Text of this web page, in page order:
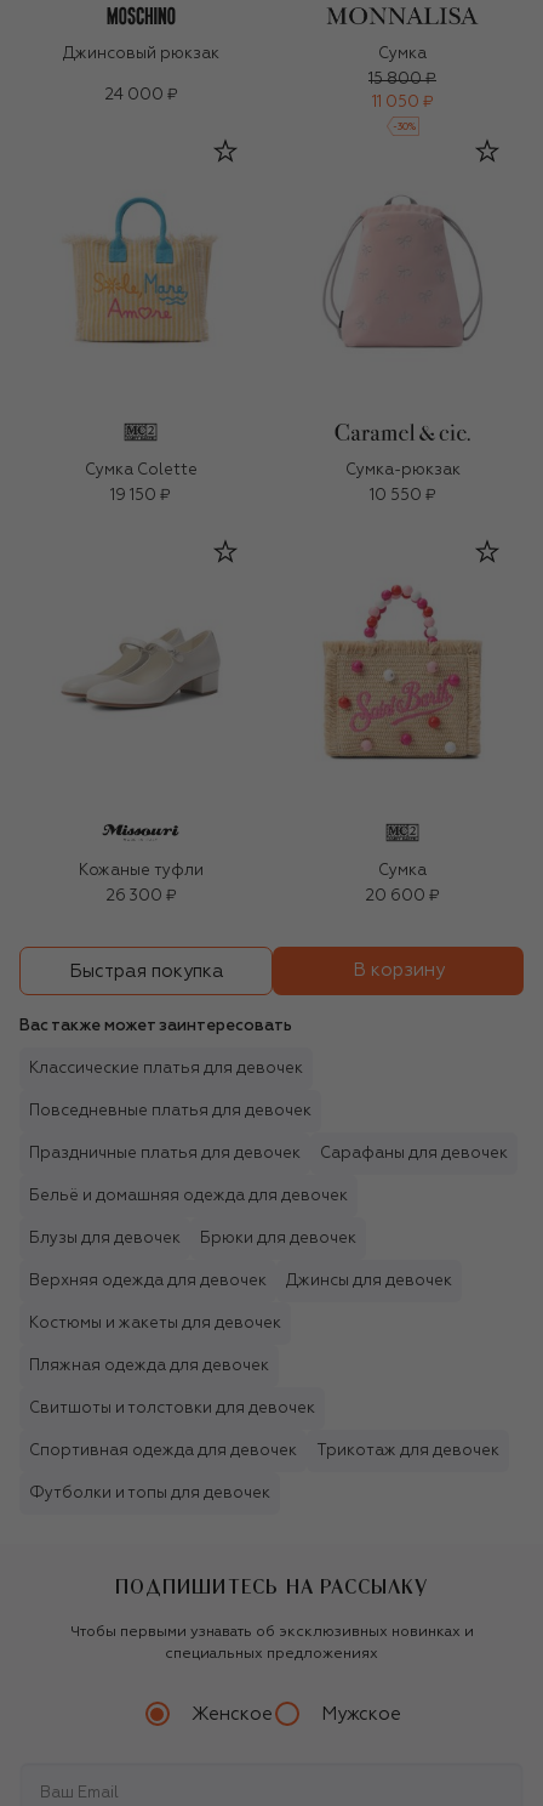
Джинсовый рюкзак
24 000 ₽
Сумка
15 800 ₽
11 050 ₽
-30%
Сумка Colette
19 150 ₽
Сумка-рюкзак
10 550 ₽
Кожаные туфли
26 300 ₽
Сумка
20 600 ₽
Быстрая покупка В корзину
Вас также может заинтересовать
Классические платья для девочек
Повседневные платья для девочек
Праздничные платья для девочек Сарафаны для девочек
Бельё и домашняя одежда для девочек
Блузы для девочек Брюки для девочек
Верхняя одежда для девочек Джинсы для девочек
Костюмы и жакеты для девочек
Пляжная одежда для девочек
Свитшоты и толстовки для девочек
Спортивная одежда для девочек Трикотаж для девочек
Футболки и топы для девочек
ПОДПИШИТЕСЬ НА РАССЫЛКУ
Чтобы первыми узнавать об эксклюзивных новинках и
специальных предложениях
Женское Мужское